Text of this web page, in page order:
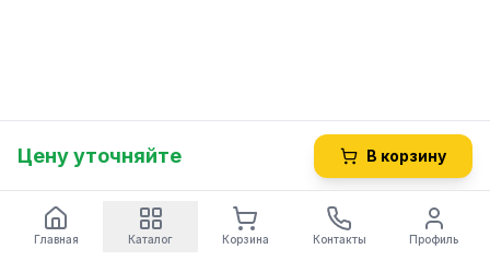
Цену уточняйте В корзину
Главная Каталог Корзина Контакты Профиль